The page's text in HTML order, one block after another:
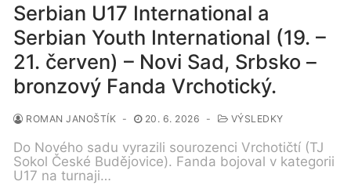
Serbian U17 International a
Serbian Youth International (19. –
21. červen) – Novi Sad, Srbsko –
bronzový Fanda Vrchotický.
ROMAN JANOŠTÍK - 20. 6. 2026 - VÝSLEDKY
Do Nového sadu vyrazili sourozenci Vrchotičtí (TJ
Sokol České Budějovice). Fanda bojoval v kategorii
U17 na turnaji…